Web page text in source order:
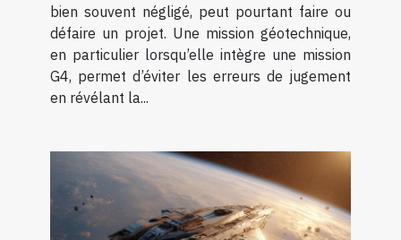
bien souvent négligé, peut pourtant faire ou
défaire un projet. Une mission géotechnique,
en particulier lorsqu’elle intègre une mission
G4, permet d’éviter les erreurs de jugement
en révélant la...